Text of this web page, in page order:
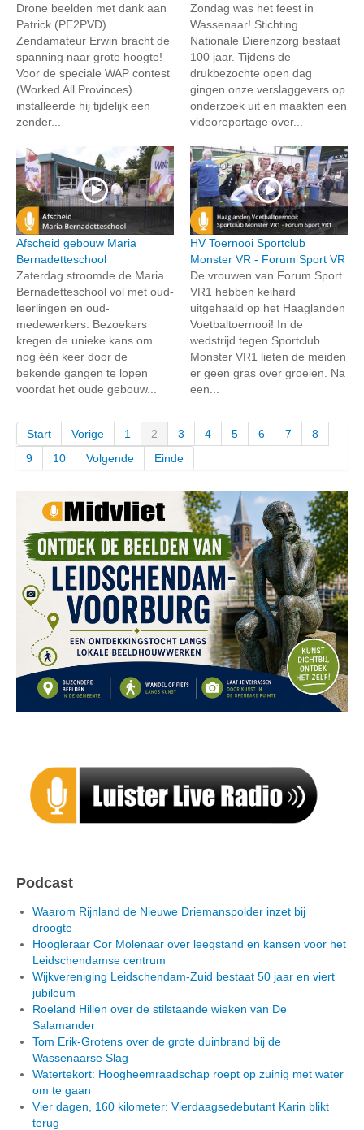
Drone beelden met dank aan
Patrick (PE2PVD)
Zendamateur Erwin bracht de
spanning naar grote hoogte!
Voor de speciale WAP contest
(Worked All Provinces)
installeerde hij tijdelijk een
zender...
Zondag was het feest in
Wassenaar! Stichting
Nationale Dierenzorg bestaat
100 jaar. Tijdens de
drukbezochte open dag
gingen onze verslaggevers op
onderzoek uit en maakten een
videoreportage over...
Afscheid gebouw Maria
Bernadetteschool
Zaterdag stroomde de Maria
Bernadetteschool vol met oud-
leerlingen en oud-
medewerkers. Bezoekers
kregen de unieke kans om
nog één keer door de
bekende gangen te lopen
voordat het oude gebouw...
HV Toernooi Sportclub
Monster VR - Forum Sport VR
De vrouwen van Forum Sport
VR1 hebben keihard
uitgehaald op het Haaglanden
Voetbaltoernooi! In de
wedstrijd tegen Sportclub
Monster VR1 lieten de meiden
er geen gras over groeien. Na
een...
Start Vorige 1 2 3 4 5 6 7
8
9
10 Volgende Einde
Podcast
Waarom Rijnland de Nieuwe Driemanspolder inzet bij
droogte
Hoogleraar Cor Molenaar over leegstand en kansen voor het
Leidschendamse centrum
Wijkvereniging Leidschendam-Zuid bestaat 50 jaar en viert
jubileum
Roeland Hillen over de stilstaande wieken van De
Salamander
Tom Erik-Grotens over de grote duinbrand bij de
Wassenaarse Slag
Watertekort: Hoogheemraadschap roept op zuinig met water
om te gaan
Vier dagen, 160 kilometer: Vierdaagsedebutant Karin blikt
terug